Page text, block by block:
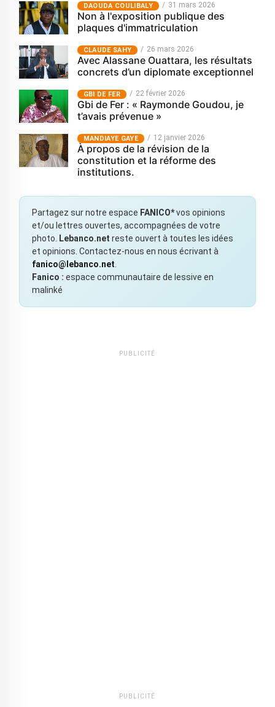
‎DAOUDA COULIBALY 31 mars 2026
Non à l'exposition publique des
plaques d'immatriculation
CLAUDE SAHY 26 mars 2026
Avec Alassane Ouattara, les résultats
concrets d’un diplomate exceptionnel
GBI DE FER 22 février 2026
Gbi de Fer : « Raymonde Goudou, je
t’avais prévenue »
MANDIAYE GAYE 12 janvier 2026
À propos de la révision de la
constitution et la réforme des
institutions.
Partagez sur notre espace FANICO*vos opinions
et/ou lettres ouvertes, accompagnées de votre
photo.
Lebanco.net reste ouvert à toutes les idées
et opinions. Contactez-nous en nous écrivant à
fanico@lebanco.net
Fanico : espace communautaire de lessive en
malinké
PUBLICITÉ
PUBLICITÉ